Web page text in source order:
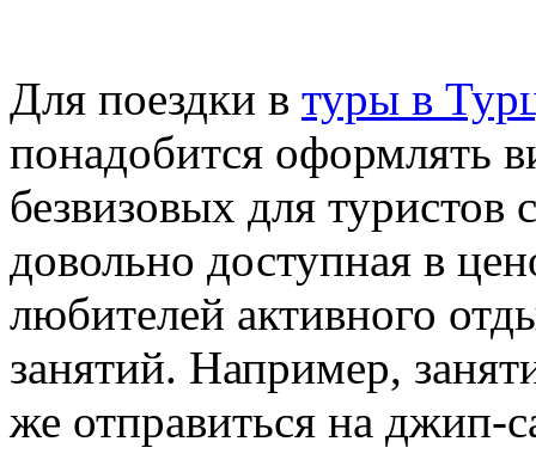
Для поездки в туры в
понадобится оформлять
безвизовых для
довольно доступная в
любителей активного
занятий. Например,
же отправиться на джип-